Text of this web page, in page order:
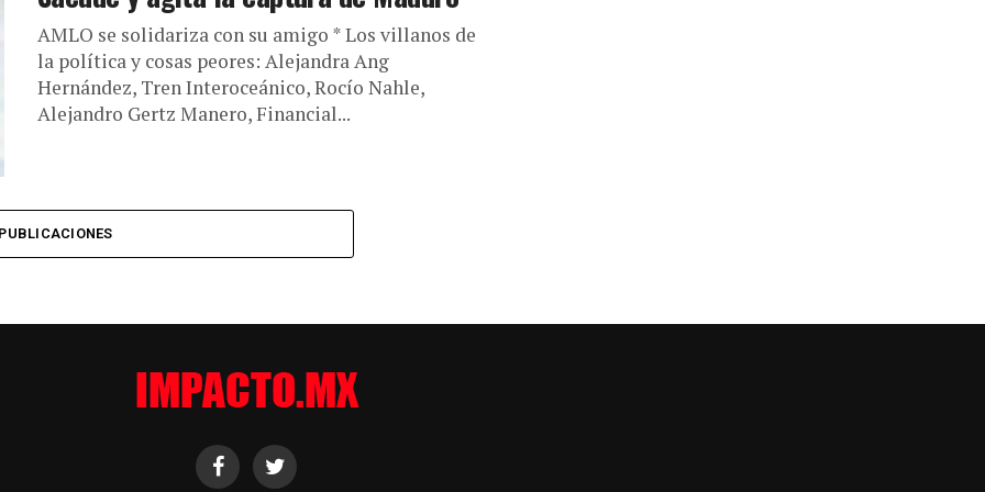
AMLO se solidariza con su amigo * Los villanos de
la política y cosas peores: Alejandra Ang
Hernández, Tren Interoceánico, Rocío Nahle,
Alejandro Gertz Manero, Financial...